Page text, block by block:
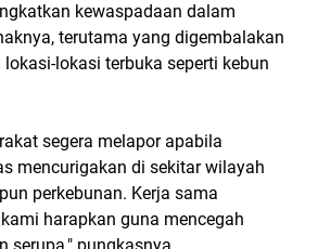
kewaspadaan dalam
terutama yang digembalakan
lokasi terbuka seperti kebun
segera melapor apabila
mencurigakan di sekitar wilayah
perkebunan. Kerja sama
harapkan guna mencegah